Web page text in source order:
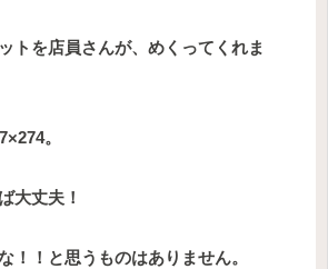
トを店員さんが、めくってくれま
。
大丈夫！
！！と思うものはありません。